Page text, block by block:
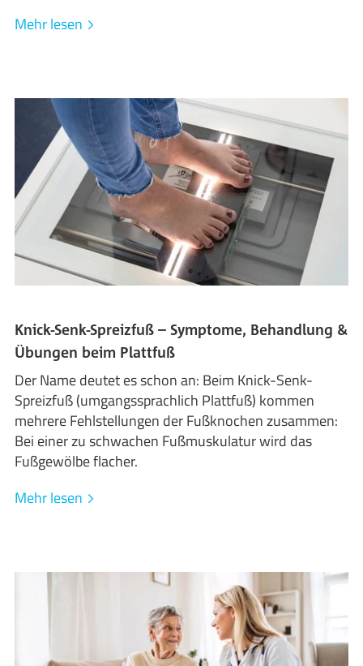
Mehr lesen
Knick-Senk-Spreizfuß – Symptome, Behandlung &
Übungen beim Plattfuß
Der Name deutet es schon an: Beim Knick-Senk-
Spreizfuß (umgangssprachlich Plattfuß) kommen
mehrere Fehlstellungen der Fußknochen zusammen:
Bei einer zu schwachen Fußmuskulatur wird das
Fußgewölbe flacher.
Mehr lesen